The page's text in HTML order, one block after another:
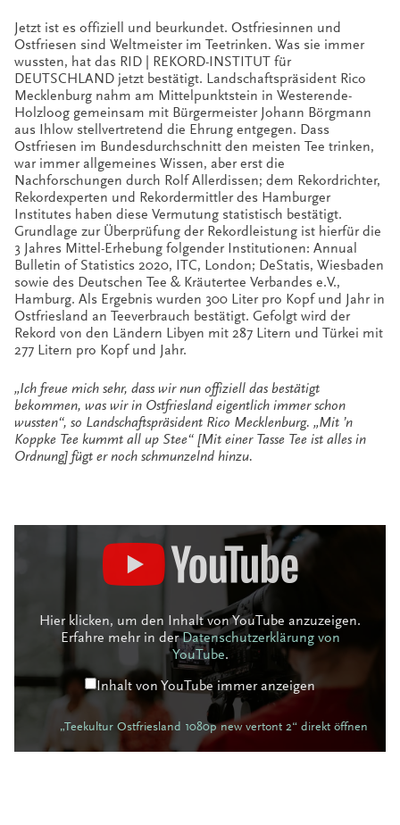
Jetzt ist es offiziell und beurkundet. Ostfriesinnen und
Ostfriesen sind Weltmeister im Teetrinken. Was sie immer
wussten, hat das RID | REKORD-INSTITUT für
DEUTSCHLAND jetzt bestätigt. Landschaftspräsident Rico
Mecklenburg nahm am Mittelpunktstein in Westerende-
Holzloog gemeinsam mit Bürgermeister Johann Börgmann
aus Ihlow stellvertretend die Ehrung entgegen. Dass
Ostfriesen im Bundesdurchschnitt den meisten Tee trinken,
war immer allgemeines Wissen, aber erst die
Nachforschungen durch Rolf Allerdissen; dem Rekordrichter,
Rekordexperten und Rekordermittler des Hamburger
Institutes haben diese Vermutung statistisch bestätigt.
Grundlage zur Überprüfung der Rekordleistung ist hierfür die
3 Jahres Mittel-Erhebung folgender Institutionen: Annual
Bulletin of Statistics 2020, ITC, London; DeStatis, Wiesbaden
sowie des Deutschen Tee & Kräutertee Verbandes e.V.,
Hamburg. Als Ergebnis wurden 300 Liter pro Kopf und Jahr in
Ostfriesland an Teeverbrauch bestätigt. Gefolgt wird der
Rekord von den Ländern Libyen mit 287 Litern und Türkei mit
277 Litern pro Kopf und Jahr.
„Ich freue mich sehr, dass wir nun offiziell das bestätigt
bekommen, was wir in Ostfriesland eigentlich immer schon
wussten“, so Landschaftspräsident Rico Mecklenburg. „Mit ’n
Koppke Tee kummt all up Stee“ [Mit einer Tasse Tee ist alles in
Ordnung] fügt er noch schmunzelnd hinzu.
YouTube
anzeigen
Hier klicken, um den Inhalt von YouTube anzuzeigen.
Erfahre mehr in derDatenschutzerklärung von
YouTube.
Inhalt von YouTube immer anzeigen
„Teekultur Ostfriesland 1080p new vertont 2“ direkt öffnen